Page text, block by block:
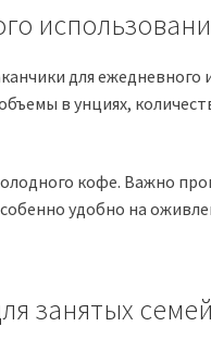
для ежедневного
в унциях,
кофе. Важно
удобно на
занятых семей